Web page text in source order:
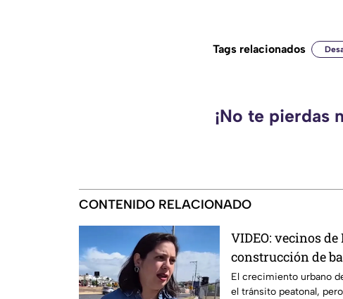
Tags relacionados
¡No te pierdas
CONTENIDO RELACIONADO
VIDEO: vecinos
construcción de
para peatones
El crecimiento urbano
el tránsito peatonal,